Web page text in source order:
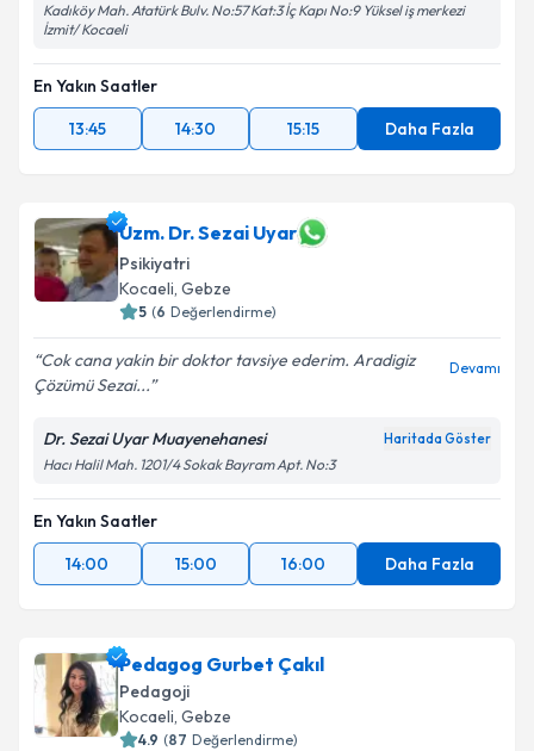
Kadıköy Mah. Atatürk Bulv. No:57 Kat:3 İç Kapı No:9 Yüksel iş merkezi
İzmit/ Kocaeli
En Yakın Saatler
13:45
14:30 15:15 Daha Fazla
Uzm. Dr. Sezai Uyar
Psikiyatri
Kocaeli, Gebze
5 (6 Değerlendirme)
Cok cana yakin bir doktor tavsiye ederim. Aradigiz
Çözümü Sezai...
Devamı
Dr. Sezai Uyar Muayenehanesi Haritada Göster
Hacı Halil Mah. 1201/4 Sokak Bayram Apt. No:3
En Yakın Saatler
14:00
15:00 16:00 Daha Fazla
Pedagog Gurbet Çakıl
Pedagoji
Kocaeli, Gebze
4.9 (87 Değerlendirme)